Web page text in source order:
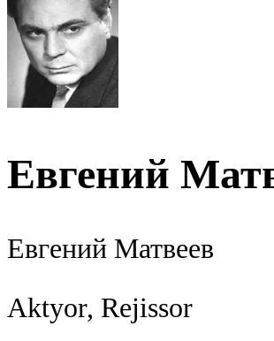
Евгений
Евгений Матвеев
Aktyor, Rejissor